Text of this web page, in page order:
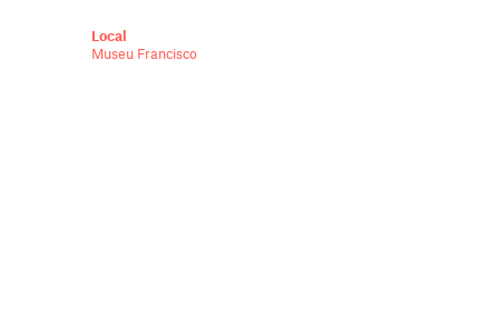
Local
Museu Francisco